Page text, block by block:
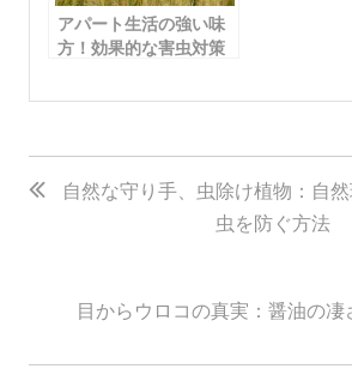
アパート生活の強い味
方！効果的な害虫対策
投
稿
ー
自然な守り手、虫除け植物：自
虫を防ぐ方法
目からウロコの真実：醤油の凄